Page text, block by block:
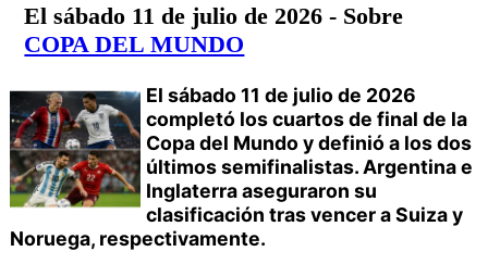
El sábado 11 de julio de 2026 - Sobre
COPA DEL MUNDO
El sábado 11 de julio de 2026
completó los cuartos de final de la
Copa del Mundo y definió a los dos
últimos semifinalistas. Argentina e
Inglaterra aseguraron su
clasificación tras vencer a Suiza y
Noruega, respectivamente.